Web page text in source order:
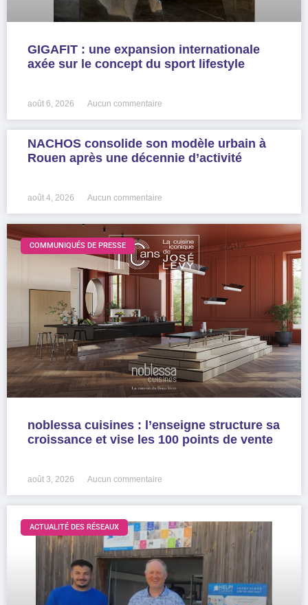
GIGAFIT : une expansion internationale
axée sur le concept du sport lifestyle
août 6, 2026 Aucun commentaire
NACHOS consolide son modèle urbain à
Rouen après une décennie d’activité
août 4, 2026 Aucun commentaire
COMMUNIQUÉS DE PRESSE
noblessa cuisines : l’enseigne structure sa
croissance et vise les 100 points de vente
août 3, 2026 Aucun commentaire
ACTUALITÉ DES RÉSEAUX